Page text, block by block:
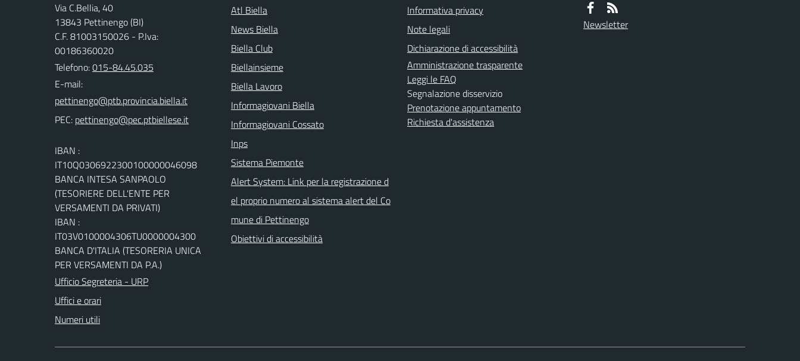
Via C.Bellia, 40
13843 Pettinengo (BI)
C.F. 81003150026 - P.Iva:
00186360020
Telefono:015-84.45.035
E-mail:
PEC:
IBAN :
IT10Q0306922300100000046098
BANCA INTESA SANPAOLO
(TESORIERE DELL'ENTE PER
VERSAMENTI DA PRIVATI)
IBAN :
IT03V0100004306TU0000004300
BANCA D'ITALIA (TESORERIA UNICA
PER VERSAMENTI DA P.A.)
Ufficio Segreteria - URP
Uffici e orari
Numeri utili
Atl Biella
News Biella
Biella Club
Biellainsieme
Biella Lavoro
Informagiovani Biella
Informagiovani Cossato
Inps
Sistema Piemonte
Alert System: Link per la registrazione d
el proprio numero al sistema alert del Co
mune di Pettinengo
Obiettivi di accessibilità
Informativa privacy
Note legali
Dichiarazione di accessibilità
Amministrazione trasparente
Leggi le FAQ
Segnalazione disservizio
Prenotazione appuntamento
Richiesta d'assistenza
Newsletter